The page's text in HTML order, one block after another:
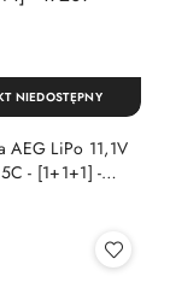
AEG LiPo 11,1V
- [1+1+1] -
NIEDOSTĘPNY